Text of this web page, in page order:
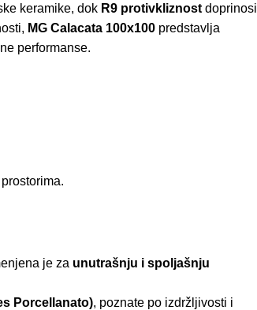
keramike, dok R9 protivkliznostdoprinosi
MG Calacata 100x100predstavlja
performanse.
je za unutrašnju i spoljašnju
Porcellanato), poznate po izdržljivosti i